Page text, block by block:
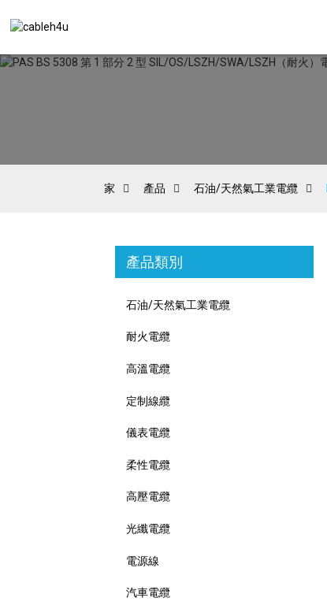
家 產品 石油/天然氣工業電纜
產品類別
石油/天然氣工業電纜
耐火電纜
高溫電纜
定制線纜
儀表電纜
柔性電纜
高壓電纜
光纖電纜
電源線
汽車電纜
Loading...
Loading...